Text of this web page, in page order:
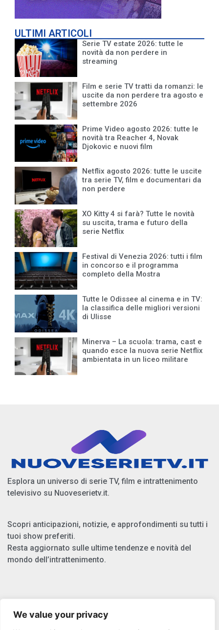
We value your privacy
ULTIMI ARTICOLI
Serie TV estate 2026: tutte le
novità da non perdere in
streaming
Film e serie TV tratti da romanzi: le
uscite da non perdere tra agosto e
settembre 2026
Prime Video agosto 2026: tutte le
novità tra Reacher 4, Novak
Djokovic e nuovi film
Netflix agosto 2026: tutte le uscite
tra serie TV, film e documentari da
non perdere
XO Kitty 4 si farà? Tutte le novità
su uscita, trama e futuro della
serie Netflix
Festival di Venezia 2026: tutti i film
in concorso e il programma
completo della Mostra
Tutte le Odissee al cinema e in TV:
la classifica delle migliori versioni
di Ulisse
Minerva – La scuola: trama, cast e
quando esce la nuova serie Netflix
ambientata in un liceo militare
Esplora un universo di serie TV, film e intrattenimento
televisivo su Nuoveserietv.it.
Scopri anticipazioni, notizie, e approfondimenti su tutti i
tuoi show preferiti.
Resta aggiornato sulle ultime tendenze e novità del
mondo dell’intrattenimento.
Privacy Policy